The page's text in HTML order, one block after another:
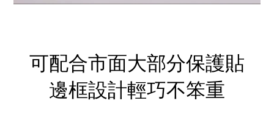
可配合市面大部分保護貼
邊框設計輕巧不笨重